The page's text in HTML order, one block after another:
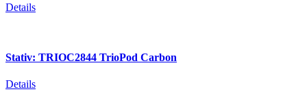
Details
Stativ: TRIOC2844 TrioPod Carbon
Details